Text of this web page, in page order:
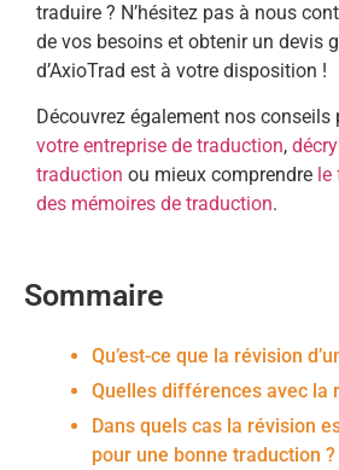
traduire ? N’hésitez pas à nous
de vos besoins et obtenir un devis
d’AxioTrad est à votre disposition !
Découvrez également nos conseils
votre entreprise de traduction,
traduction ou mieux comprendre
des mémoires de traduction.
Sommaire
Qu’est-ce que la révision
Quelles différences avec la
Dans quels cas la révision
pour une bonne traduction ?